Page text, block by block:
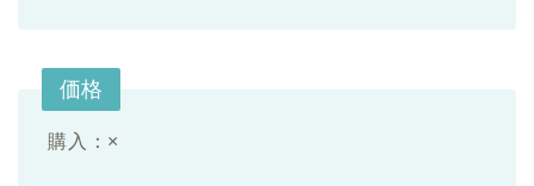
価格
購入：×